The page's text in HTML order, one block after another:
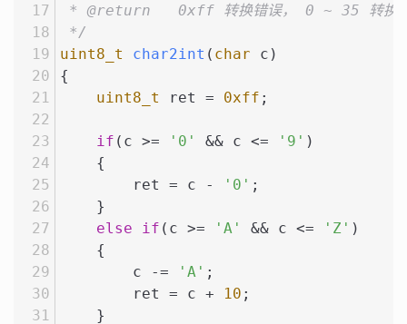
* @return   0xff 转换错误， 0 ~ 35 转换
*/
uint8_t
char2int ( char c)
{
uint8_t
ret = 0xff ;
if (c >= '0' && c <= '9' )
    {
        ret = c -
'0' ;
    }
else
if (c >= 'A' && c <= 'Z' )
    {
        c -=
'A' ;
        ret = c +
10 ;
    }